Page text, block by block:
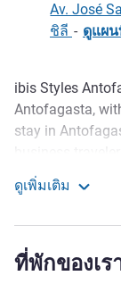
Av. José
ชิลี - ดูแผ
รายละเอียด
ibis Styles
Antofagasta,
stay in
hotel's décor is
charm for those
For the most
La Portada
ดูเพิ่มเติม
ที่พักของเร